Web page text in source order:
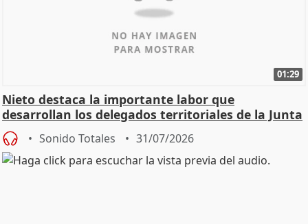
01:29
Nieto destaca la importante labor que
desarrollan los delegados territoriales de la Junta
Sonido Totales 31/07/2026